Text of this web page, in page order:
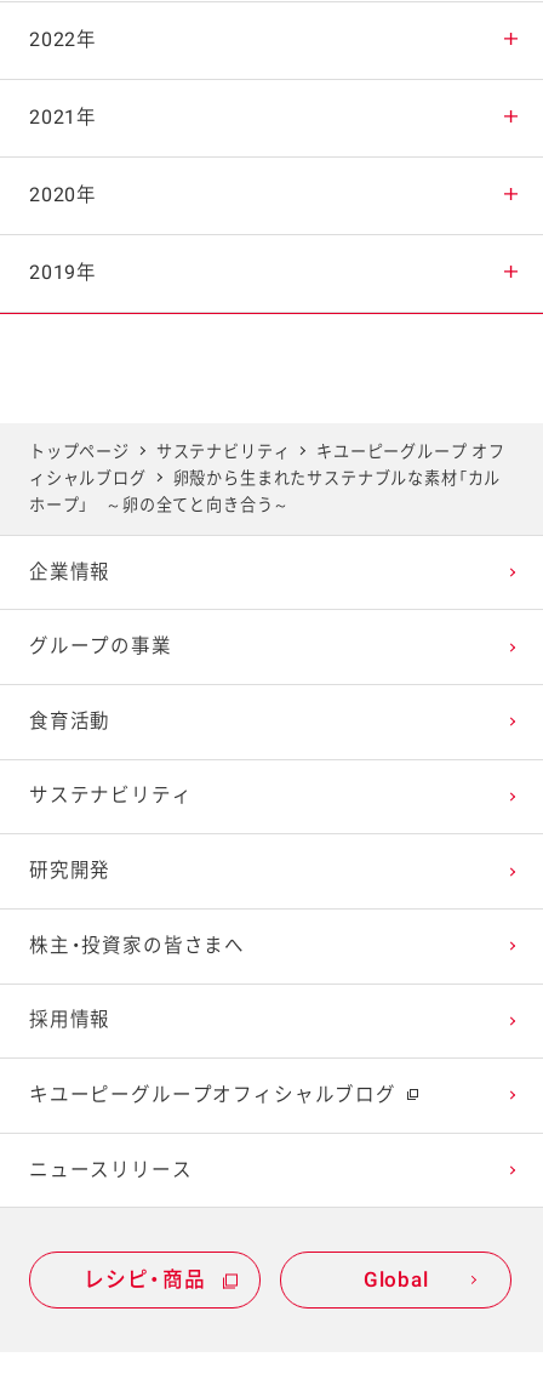
2025年10月
2025年9月
2025年8月
2025年7月
2025年4月
2025年3月
2025年2月
2024年11月
2024年10月
2024年9月
2024年8月
2024年5月
2024年4月
2024年3月
2023年12月
2023年11月
2023年10月
2023年9月
2023年6月
2023年5月
2023年4月
2022年
2022年12月
2022年11月
2022年10月
2022年7月
2022年6月
2022年5月
2021年
2021年12月
2021年11月
2021年8月
2021年7月
2021年6月
2020年
2020年12月
2020年9月
2020年8月
2020年7月
2019年
2019年10月
2019年9月
2019年8月
トップページ サステナビリティ
キユーピーグループ オフ
ィシャルブログ
卵殻から生まれたサステナブルな素材「カル
ホープ」 ～卵の全てと向き合う～
企業情報
グループの事業
食育活動
サステナビリティ
研究開発
株主・投資家の皆さまへ
採用情報
キユーピーグループオフィシャルブログ
ニュースリリース
レシピ・商品 Global